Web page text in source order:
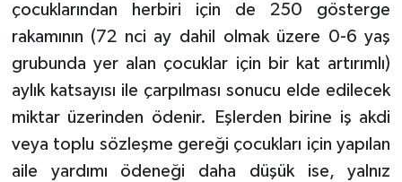
çocuklarından herbiri için de 250 gösterge
rakamının (72 nci ay dahil olmak üzere 0-6 yaş
grubunda yer alan çocuklar için bir kat artırımlı)
aylık katsayısı ile çarpılması sonucu elde edilecek
miktar üzerinden ödenir. Eşlerden birine iş akdi
veya toplu sözleşme gereği çocukları için yapılan
aile yardımı ödeneği daha düşük ise, yalnız